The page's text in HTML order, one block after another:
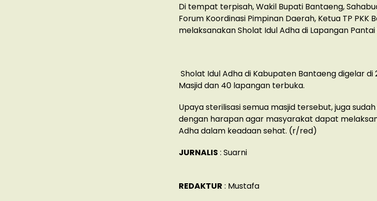
Di tempat terpisah, Wakil Bupati Bantaeng,
Forum Koordinasi Pimpinan Daerah, Ketua TP PKK
melaksanakan Sholat Idul Adha di Lapangan Pantai
Sholat Idul Adha di Kabupaten Bantaeng digelar di
Masjid dan 40 lapangan terbuka.
Upaya sterilisasi semua masjid tersebut, juga
dengan harapan agar masyarakat dapat
Adha dalam keadaan sehat. (r/red)
JURNALIS : Suarni
REDAKTUR : Mustafa